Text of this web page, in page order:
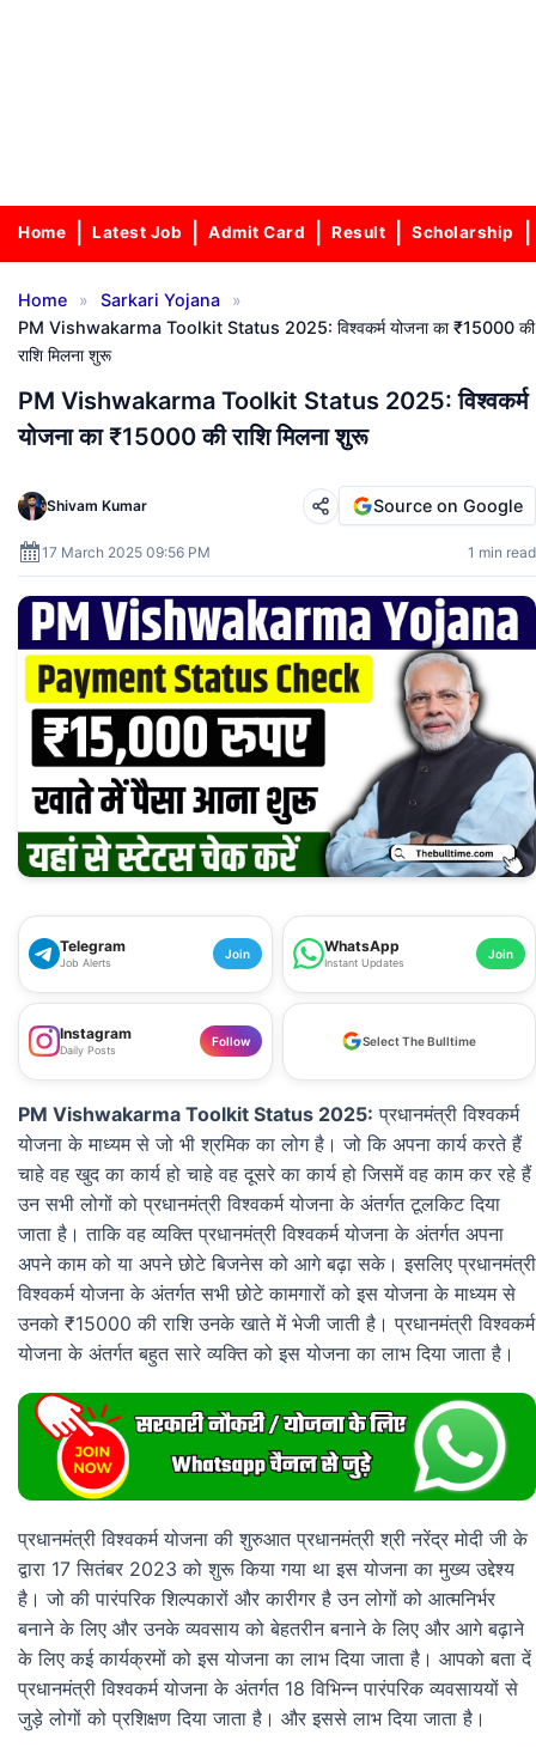
Home Latest Job Admit Card Result Scholarship
Home » Sarkari Yojana
»
PM Vishwakarma Toolkit Status 2025: विश्वकर्म योजना का ₹15000 की
राशि मिलना शुरू
PM Vishwakarma Toolkit Status 2025: विश्वकर्म
योजना का ₹15000 की राशि मिलना शुरू
Shivam Kumar
17 March 2025 09:56 PM 1 min read
Source on Google
Telegram
Job Alerts
Join WhatsApp
Instant Updates
Join
Instagram
Daily Posts
Follow Select The Bulltime
PM Vishwakarma Toolkit Status 2025: प्रधानमंत्री विश्वकर्म
योजना के माध्यम से जो भी श्रमिक का लोग है। जो कि अपना कार्य करते हैं
चाहे वह खुद का कार्य हो चाहे वह दूसरे का कार्य हो जिसमें वह काम कर रहे हैं
उन सभी लोगों को प्रधानमंत्री विश्वकर्म योजना के अंतर्गत टूलकिट दिया
जाता है। ताकि वह व्यक्ति प्रधानमंत्री विश्वकर्म योजना के अंतर्गत अपना
अपने काम को या अपने छोटे बिजनेस को आगे बढ़ा सके। इसलिए प्रधानमंत्री
विश्वकर्म योजना के अंतर्गत सभी छोटे कामगारों को इस योजना के माध्यम से
उनको ₹15000 की राशि उनके खाते में भेजी जाती है। प्रधानमंत्री विश्वकर्म
योजना के अंतर्गत बहुत सारे व्यक्ति को इस योजना का लाभ दिया जाता है।
प्रधानमंत्री विश्वकर्म योजना की शुरुआत प्रधानमंत्री श्री नरेंद्र मोदी जी के
द्वारा 17 सितंबर 2023 को शुरू किया गया था इस योजना का मुख्य उद्देश्य
है। जो की पारंपरिक शिल्पकारों और कारीगर है उन लोगों को आत्मनिर्भर
बनाने के लिए और उनके व्यवसाय को बेहतरीन बनाने के लिए और आगे बढ़ाने
के लिए कई कार्यक्रमों को इस योजना का लाभ दिया जाता है। आपको बता दें
प्रधानमंत्री विश्वकर्म योजना के अंतर्गत 18 विभिन्न पारंपरिक व्यवसाययों से
जुड़े लोगों को प्रशिक्षण दिया जाता है। और इससे लाभ दिया जाता है।